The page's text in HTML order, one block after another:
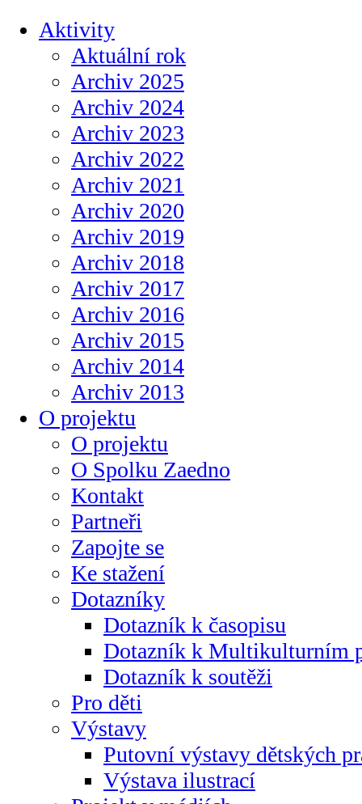
Aktivity
Aktuální rok
Archiv 2025
Archiv 2024
Archiv 2023
Archiv 2022
Archiv 2021
Archiv 2020
Archiv 2019
Archiv 2018
Archiv 2017
Archiv 2016
Archiv 2015
Archiv 2014
Archiv 2013
O projektu
O projektu
O Spolku Zaedno
Kontakt
Partneři
Zapojte se
Ke stažení
Dotazníky
Dotazník k časopisu
Dotazník k Multikulturním
Dotazník k soutěži
Pro děti
Výstavy
Putovní výstavy dětských
Výstava ilustrací